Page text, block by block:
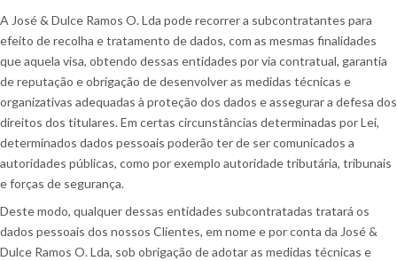
A José & Dulce Ramos O. Lda pode recorrer a subcontratantes para
efeito de recolha e tratamento de dados, com as mesmas finalidades
que aquela visa, obtendo dessas entidades por via contratual, garantia
de reputação e obrigação de desenvolver as medidas técnicas e
organizativas adequadas à proteção dos dados e assegurar a defesa dos
direitos dos titulares. Em certas circunstâncias determinadas por Lei,
determinados dados pessoais poderão ter de ser comunicados a
autoridades públicas, como por exemplo autoridade tributária, tribunais
e forças de segurança.
Deste modo, qualquer dessas entidades subcontratadas tratará os
dados pessoais dos nossos Clientes, em nome e por conta da José &
Dulce Ramos O. Lda, sob obrigação de adotar as medidas técnicas e